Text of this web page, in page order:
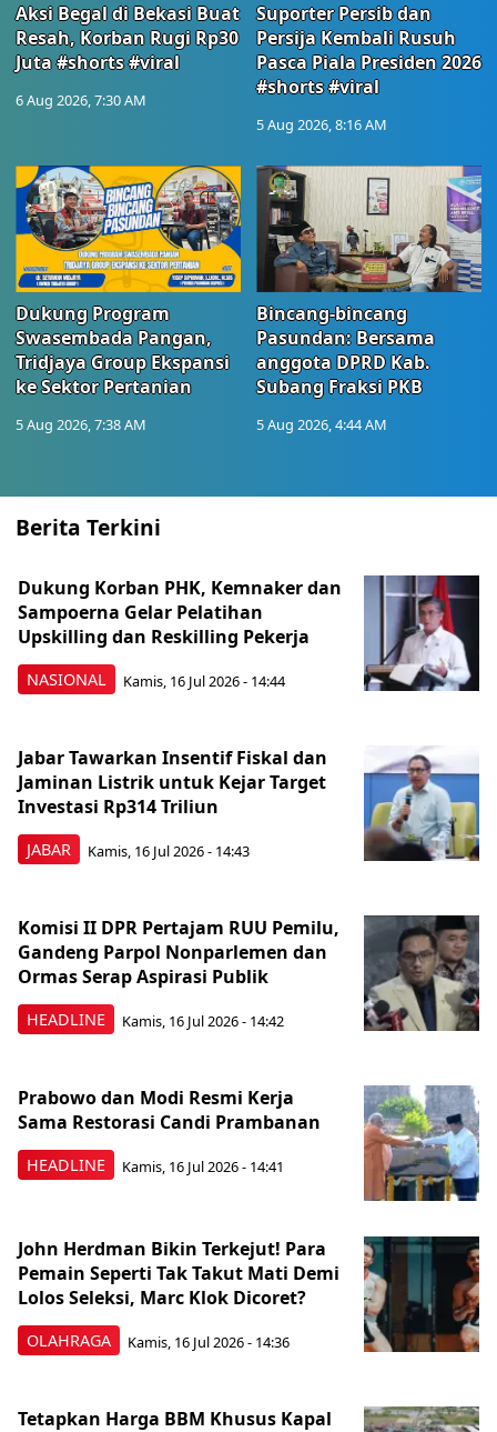
Aksi Begal di Bekasi Buat
Resah, Korban Rugi Rp30
Juta #shorts #viral
6 Aug 2026, 7:30 AM
Suporter Persib dan
Persija Kembali Rusuh
Pasca Piala Presiden 2026
#shorts #viral
5 Aug 2026, 8:16 AM
Dukung Program
Swasembada Pangan,
Tridjaya Group Ekspansi
ke Sektor Pertanian
5 Aug 2026, 7:38 AM
Bincang-bincang
Pasundan: Bersama
anggota DPRD Kab.
Subang Fraksi PKB
5 Aug 2026, 4:44 AM
Berita Terkini
NASIONAL
Dukung Korban PHK, Kemnaker dan
Sampoerna Gelar Pelatihan
Upskilling dan Reskilling Pekerja
Kamis, 16 Jul 2026 - 14:44
JABAR
Jabar Tawarkan Insentif Fiskal dan
Jaminan Listrik untuk Kejar Target
Investasi Rp314 Triliun
Kamis, 16 Jul 2026 - 14:43
HEADLINE
Komisi II DPR Pertajam RUU Pemilu,
Gandeng Parpol Nonparlemen dan
Ormas Serap Aspirasi Publik
Kamis, 16 Jul 2026 - 14:42
HEADLINE
Prabowo dan Modi Resmi Kerja
Sama Restorasi Candi Prambanan
Kamis, 16 Jul 2026 - 14:41
OLAHRAGA
John Herdman Bikin Terkejut! Para
Pemain Seperti Tak Takut Mati Demi
Lolos Seleksi, Marc Klok Dicoret?
Kamis, 16 Jul 2026 - 14:36
Tetapkan Harga BBM Khusus Kapal